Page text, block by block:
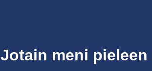
Jotain meni pieleen